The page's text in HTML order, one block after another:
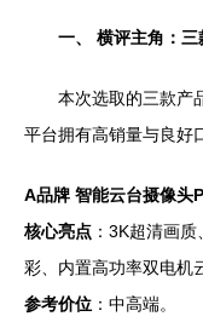
一、 横评主角：
本次选取的三款产
平台拥有高销量与良好
A品牌 智能云台摄像头
核心亮点 ：3K超清画
彩、内置高功率双电机
参考价位 ：中高端。